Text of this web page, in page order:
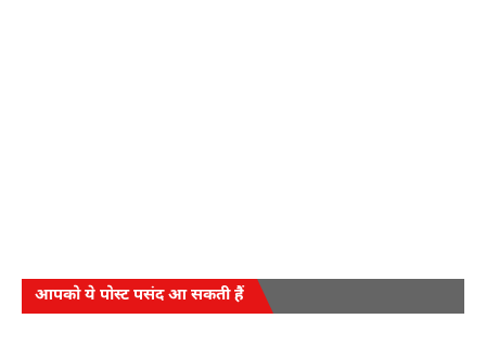
आपको ये पोस्ट पसंद आ सकती हैं